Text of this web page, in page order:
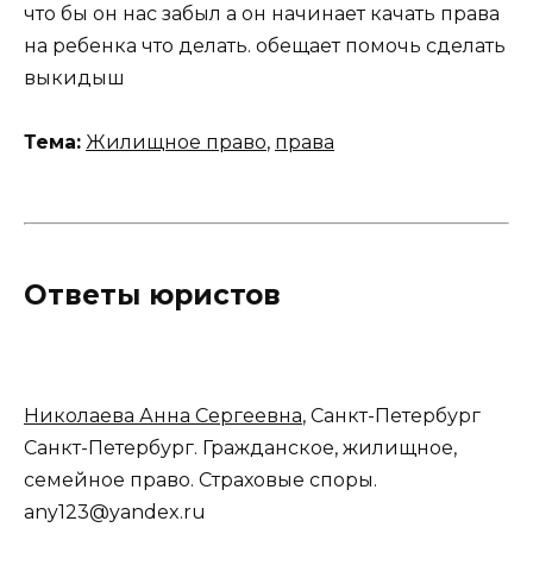
что бы он нас забыл а он начинает качать права
на ребенка что делать. обещает помочь сделать
выкидыш
Тема: Жилищное право, права
Ответы юристов
Николаева Анна Сергеевна, Санкт-Петербург
Санкт-Петербург. Гражданское, жилищное,
семейное право. Страховые споры.
any123@yandex.ru